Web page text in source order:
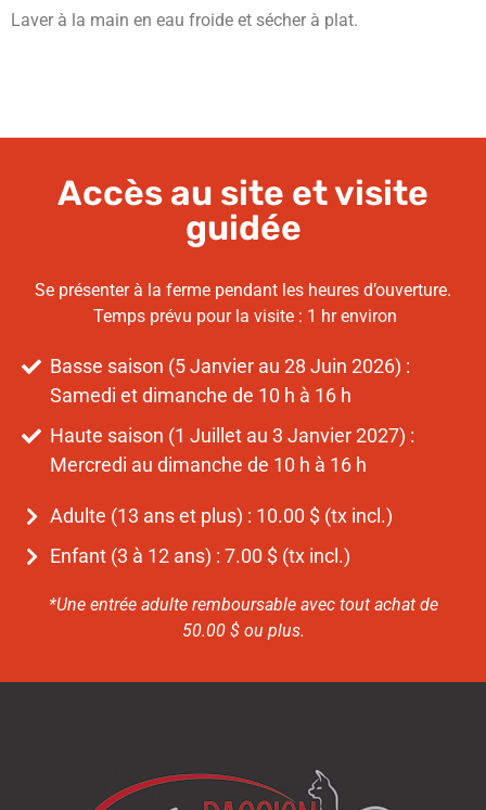
Laver à la main en eau froide et sécher à plat.
Accès au site et visite
guidée
Se présenter à la ferme pendant les heures d’ouverture.
Temps prévu pour la visite : 1 hr environ
Basse saison (5 Janvier au 28 Juin 2026) :
Samedi et dimanche de 10 h à 16 h
Haute saison (1 Juillet au 3 Janvier 2027) :
Mercredi au dimanche de 10 h à 16 h
Adulte (13 ans et plus) : 10.00 $ (tx incl.)
Enfant (3 à 12 ans) : 7.00 $ (tx incl.)
*Une entrée adulte remboursable avec tout achat de
50.00 $ ou plus.